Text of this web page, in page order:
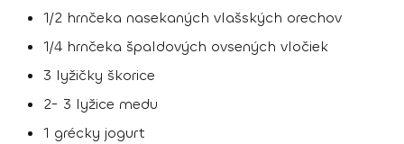
1/2 hrnčeka nasekaných vlašských orechov
1/4 hrnčeka špaldových ovsených vločiek
3 lyžičky škorice
2- 3 lyžice medu
1 grécky jogurt